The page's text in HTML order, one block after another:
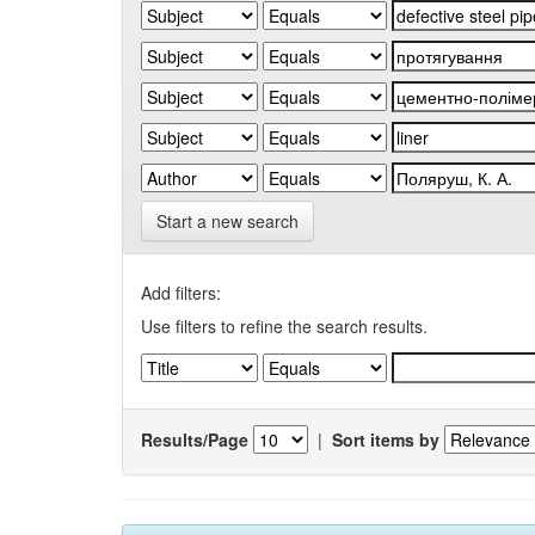
Start a new search
Add filters:
Use filters to refine the search results.
Results/Page | Sort items by